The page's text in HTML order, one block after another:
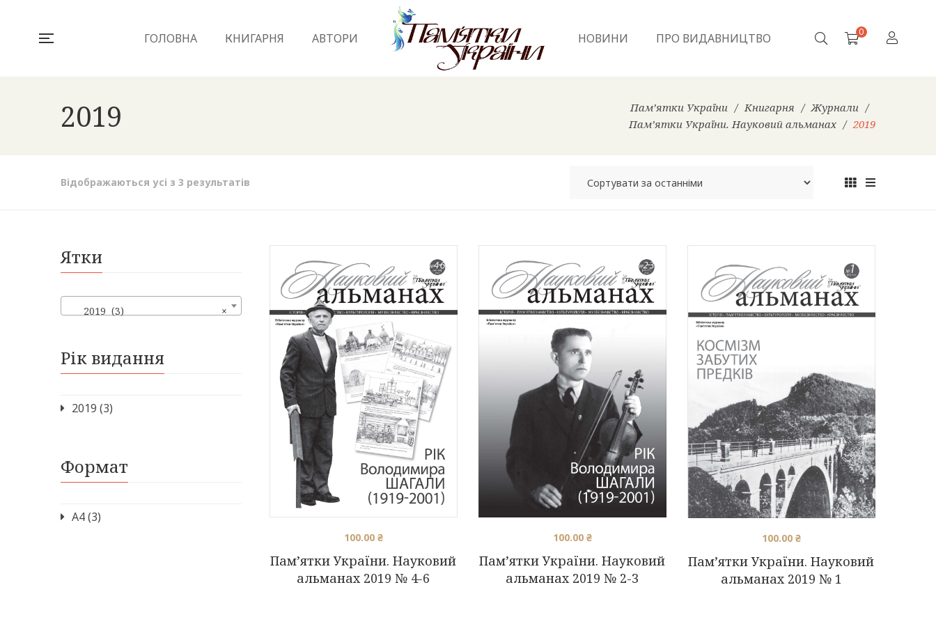
ГОЛОВНА КНИГАРНЯ АВТОРИ НОВИНИ ПРО ВИДАВНИЦТВО 0
2019 Пам’ятки України / Книгарня / Журнали /
Пам’ятки України. Науковий альманах / 2019
Відображаються усі з 3 результатів
Пам’ятки України. Науковий
альманах 2019 № 4-6
100.00 ₴
Пам’ятки України. Науковий
альманах 2019 № 2-3
100.00 ₴
Пам’ятки України. Науковий
альманах 2019 № 1
100.00 ₴
Ятки
×
2019 (3)
Рік видання
2019 (3)
Формат
А4(3)